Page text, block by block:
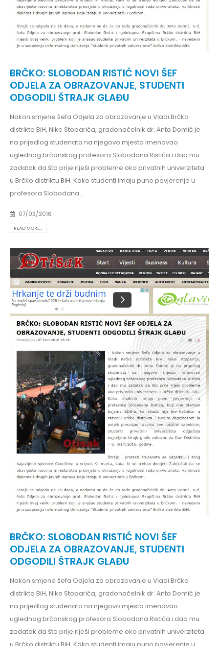
BRČKO: SLOBODAN RISTIĆ NOVI ŠEF
ODJELA ZA OBRAZOVANJE, STUDENTI
ODGODILI ŠTRAJK GLAĐU
Nakon smjene šefa Odjela za obrazovanje u Vladi Brčko
distrikta BiH, Nike Stoparića, gradonačelnik dr. Anto Domić je
na prijedlog studenata na njegovo mjesto imenovao
uglednog brčanskog profesora Slobodana Ristića i dao mu
zadatak da što prije riješi probleme oko privatnih univerziteta
u Brčko distriktu BiH. Kako studenti imaju puno povjerenje u
profesora Slobodana...
07/03/2016
READ MORE...
BRČKO: SLOBODAN RISTIĆ NOVI ŠEF
ODJELA ZA OBRAZOVANJE, STUDENTI
ODGODILI ŠTRAJK GLAĐU
Nakon smjene šefa Odjela za obrazovanje u Vladi Brčko
distrikta BiH, Nike Stoparića, gradonačelnik dr. Anto Domić je
na prijedlog studenata na njegovo mjesto imenovao
uglednog brčanskog profesora Slobodana Ristića i dao mu
zadatak da što prije riješi probleme oko privatnih univerziteta